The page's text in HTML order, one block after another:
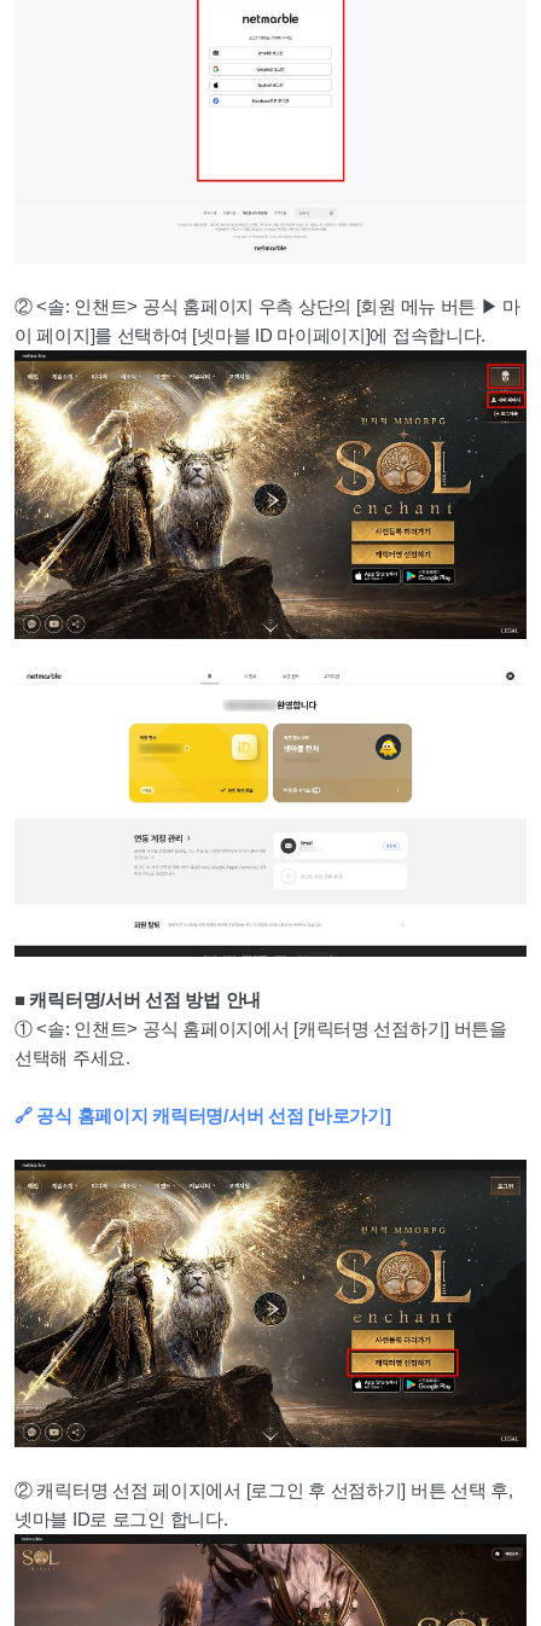
② <솔: 인챈트> 공식 홈페이지 우측 상단의 [회원 메뉴 버튼 ▶ 마
이 페이지]를 선택하여 [넷마블 ID 마이페이지]에 접속합니다.
■ 캐릭터명/서버 선점 방법 안내
① <솔: 인챈트> 공식 홈페이지에서 [캐릭터명 선점하기] 버튼을
선택해 주세요.
🔗 공식 홈페이지 캐릭터명/서버 선점 [바로가기]
② 캐릭터명 선점 페이지에서 [로그인 후 선점하기] 버튼 선택 후,
넷마블 ID로 로그인 합니다.